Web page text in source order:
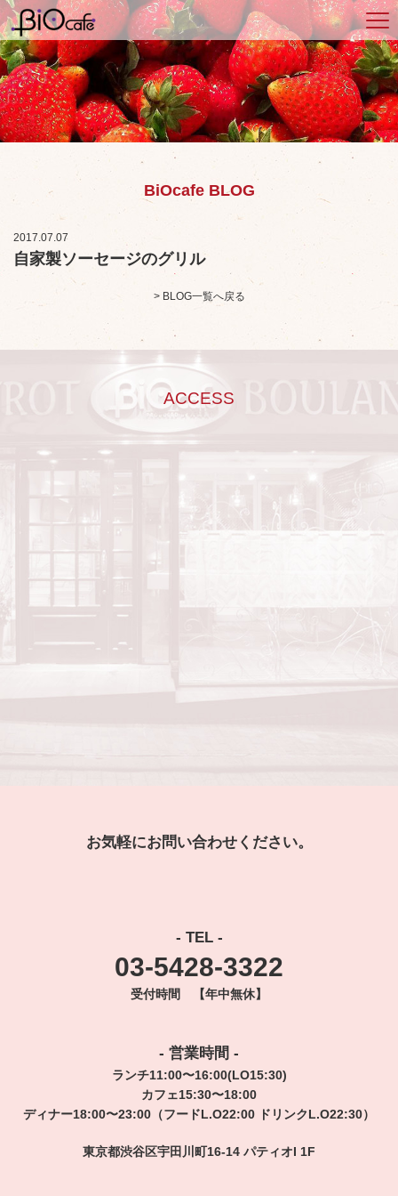
BiOcafe BLOG
2017.07.07
自家製ソーセージのグリル
> BLOG一覧へ戻る
ACCESS
お気軽にお問い合わせください。
- TEL -
03-5428-3322
受付時間 【年中無休】
- 営業時間 -
ランチ11:00〜16:00(LO15:30)
カフェ15:30〜18:00
ディナー18:00〜23:00（フードL.O22:00 ドリンクL.O22:30）
東京都渋谷区宇田川町16-14 パティオI 1F